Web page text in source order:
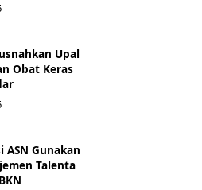
Upal
Obat Keras
ASN Gunakan
Talenta